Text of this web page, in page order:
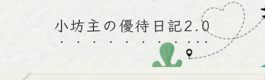
小坊主の優待日記2.0